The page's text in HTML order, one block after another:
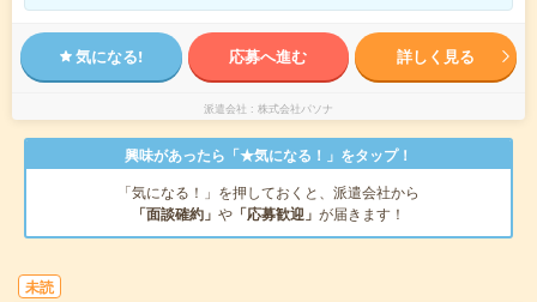
気になる! 応募へ進む 詳しく見る
派遣会社 株式会社パソナ
興味があったら「★気になる！」をタップ！
「気になる！」を押しておくと、派遣会社から
「面談確約」 や 「応募歓迎」 が届きます！
未読